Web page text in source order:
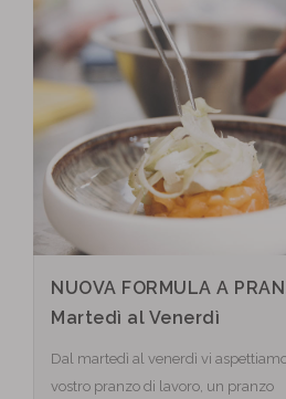
NUOVA FORMULA A
Martedì al Venerdì
Dal martedì al venerdì vi
vostro pranzo di lavoro, un pranzo